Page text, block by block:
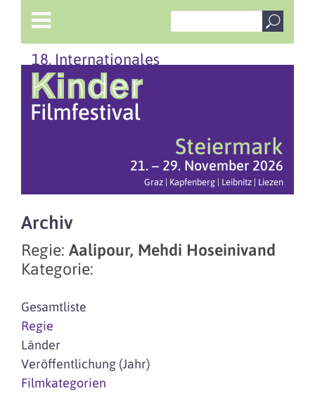
18. Internationales
Steiermark
21. – 29. November 2026
Graz | Kapfenberg | Leibnitz | Liezen
Archiv
Regie: Aalipour, Mehdi Hoseinivand
Kategorie:
Gesamtliste
Regie
Länder
Veröffentlichung (Jahr)
Filmkategorien